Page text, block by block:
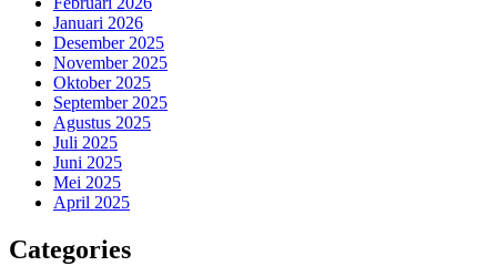
Januari 2026
Desember 2025
November 2025
Oktober 2025
September 2025
Agustus 2025
Juli 2025
Juni 2025
Mei 2025
April 2025
Categories